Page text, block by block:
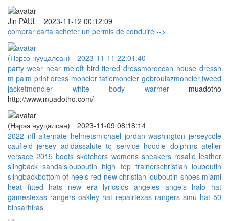
Jin PAUL
2023-11-12 00:12:09
comprar carta acheter un permis de conduire -->
(Нэрээ нууцалсан)
2023-11-11 22:01:40
party wear near meloft bird tiered dressmoroccan house dressh
m palm print dress moncler tatiemoncler gebroulazmoncler tweed
jacketmoncler white body warmermuadotho
http://www.muadotho.com/
(Нэрээ нууцалсан)
2023-11-09 08:18:14
2022 nfl alternate helmetsmichael jordan washington jerseycole
caufield jersey adidassalute to service hoodie dolphins atelier
versace 2015 boots sketchers womens sneakers rosalie leather
slingback sandalslouboutin high top trainerschristian louboutin
slingbackbottom of heels red new christian louboutin shoes miami
heat fitted hats new era lyricslos angeles angels halo hat
gamestexas rangers oakley hat repairtexas rangers smu hat 50
binsarhiras